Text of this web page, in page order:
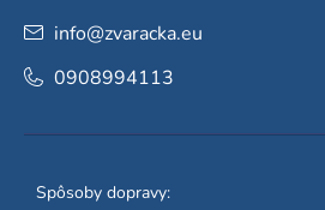
info@zvaracka.eu
0908994113
Spôsoby dopravy: